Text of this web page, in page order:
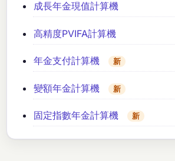
成長年金現值計算機
高精度PVIFA計算機
年金支付計算機 新
變額年金計算機 新
固定指數年金計算機 新